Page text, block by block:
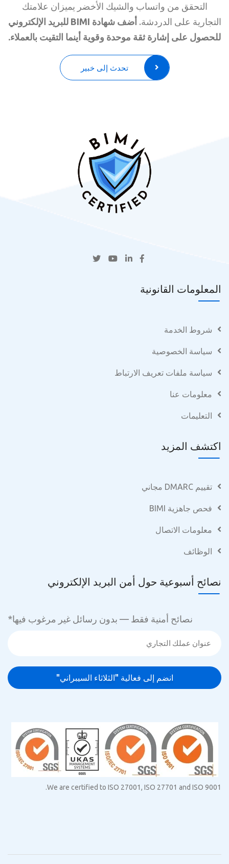
التحقق من واتساب والشيك الأخضر يميزان علامتك
التجارية على الدردشة.
أضف شهادة BIMI للبريد الإلكتروني
للحصول على إشارة ثقة موحدة وقوية أينما التقيت بالعملاء.
تحدث إلى خبير
المعلومات القانونية
شروط الخدمة
سياسة الخصوصية
سياسة ملفات تعريف الارتباط
معلومات عنا
التعليمات
اكتشف المزيد
تقييم DMARC مجاني
فحص جاهزية BIMI
معلومات الاتصال
الوظائف
نصائح أسبوعية حول أمن البريد الإلكتروني
نصائح أمنية فقط — بدون رسائل غير مرغوب فيها*
We are certified to ISO 27001, ISO 27701 and ISO 9001.